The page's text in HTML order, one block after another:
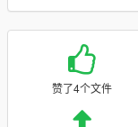
赞了4个文件